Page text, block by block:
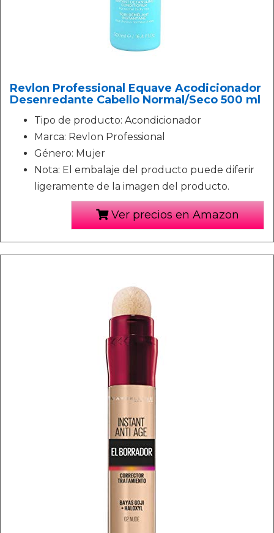
Revlon Professional Equave Acodicionador
Desenredante Cabello Normal/Seco 500 ml
Tipo de producto: Acondicionador
Marca: Revlon Professional
Género: Mujer
Nota: El embalaje del producto puede diferir
ligeramente de la imagen del producto.
Ver precios en Amazon